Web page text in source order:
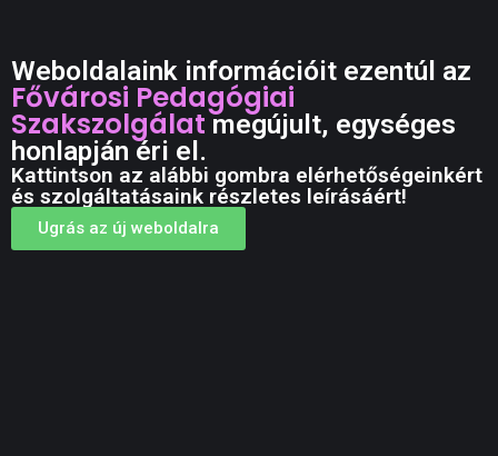
Weboldalaink információit ezentúl az
Fővárosi Pedagógiai
Szakszolgálatmegújult, egységes
honlapján éri el.
Kattintson az alábbi gombra elérhetőségeinkért
és szolgáltatásaink részletes leírásáért!
Ugrás az új weboldalra